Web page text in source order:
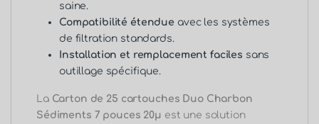
saine.
Compatibilité étendue avec les systèmes
de filtration standards.
Installation et remplacement faciles sans
outillage spécifique.
La Carton de 25 cartouches Duo Charbon
Sédiments 7 pouces 20μ est une solution